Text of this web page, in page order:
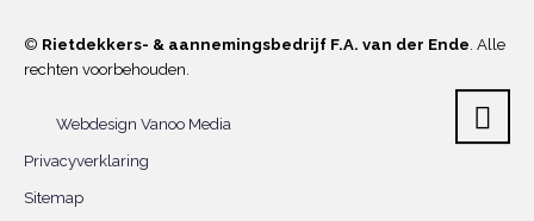
© Rietdekkers- & aannemingsbedrijf F.A. van der Ende. Alle
rechten voorbehouden.
Webdesign Vanoo Media
Privacyverklaring
Sitemap